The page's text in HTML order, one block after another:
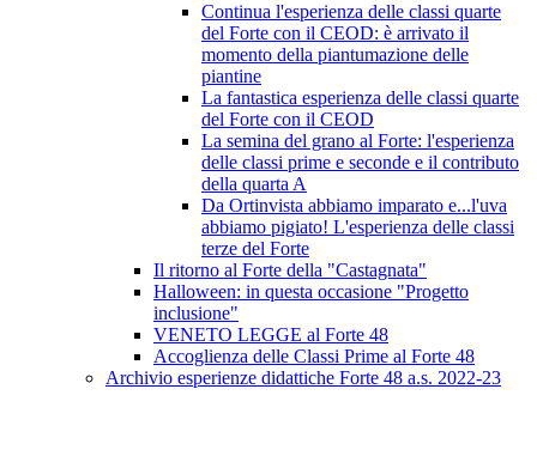
Continua l'esperienza delle classi quarte
del Forte con il CEOD: è arrivato il
momento della piantumazione delle
piantine
La fantastica esperienza delle classi quarte
del Forte con il CEOD
La semina del grano al Forte: l'esperienza
delle classi prime e seconde e il contributo
della quarta A
Da Ortinvista abbiamo imparato e...l'uva
abbiamo pigiato! L'esperienza delle classi
terze del Forte
Il ritorno al Forte della "Castagnata"
Halloween: in questa occasione "Progetto
inclusione"
VENETO LEGGE al Forte 48
Accoglienza delle Classi Prime al Forte 48
Archivio esperienze didattiche Forte 48 a.s. 2022-23